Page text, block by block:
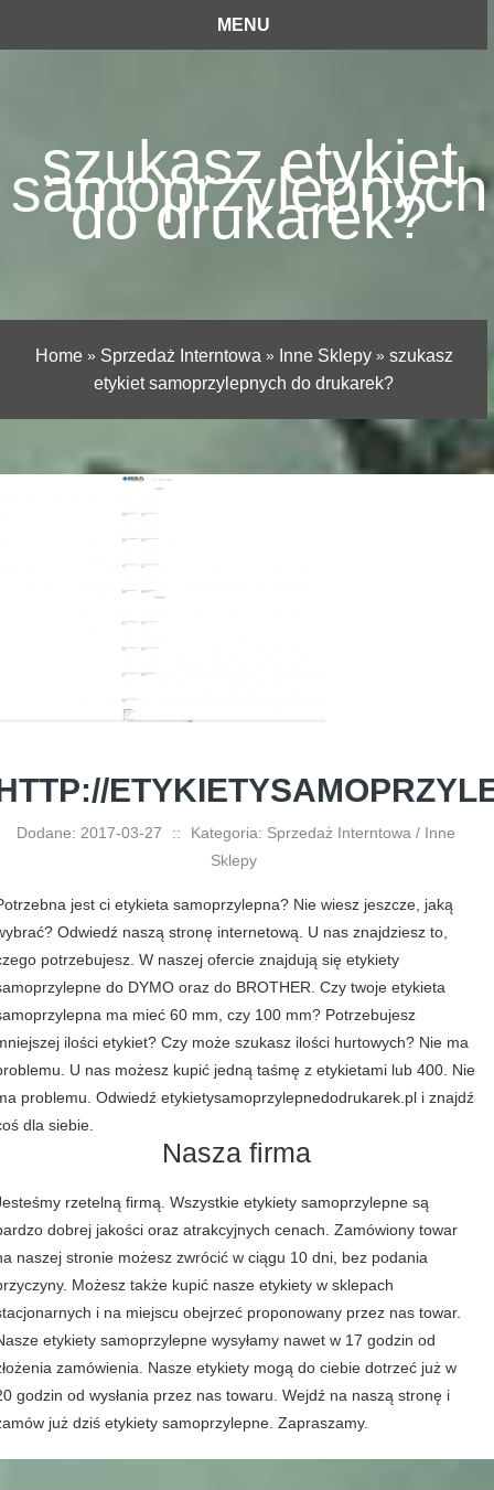
MENU
szukasz etykiet
samoprzylepnych
do drukarek?
Home» Sprzedaż Interntowa » Inne Sklepy» szukasz
etykiet samoprzylepnych do drukarek?
Dodane: 2017-03-27 ::
Kategoria: Sprzedaż Interntowa / Inne
Sklepy
jest ci etykieta samoprzylepna? Nie wiesz jeszcze, jaką
Odwiedź naszą stronę internetową. U nas znajdziesz to,
potrzebujesz. W naszej ofercie znajdują się etykiety
do DYMO oraz do BROTHER. Czy twoje etykieta
ma mieć 60 mm, czy 100 mm? Potrzebujesz
ilości etykiet? Czy może szukasz ilości hurtowych? Nie ma
U nas możesz kupić jedną taśmę z etykietami lub 400. Nie
problemu. Odwiedź etykietysamoprzylepnedodrukarek.pl i znajdź
dla siebie.
Nasza firma
rzetelną firmą. Wszystkie etykiety samoprzylepne są
dobrej jakości oraz atrakcyjnych cenach. Zamówiony towar
naszej stronie możesz zwrócić w ciągu 10 dni, bez podania
Możesz także kupić nasze etykiety w sklepach
i na miejscu obejrzeć proponowany przez nas towar.
etykiety samoprzylepne wysyłamy nawet w 17 godzin od
zamówienia. Nasze etykiety mogą do ciebie dotrzeć już w
godzin od wysłania przez nas towaru. Wejdź na naszą stronę i
już dziś etykiety samoprzylepne. Zapraszamy.